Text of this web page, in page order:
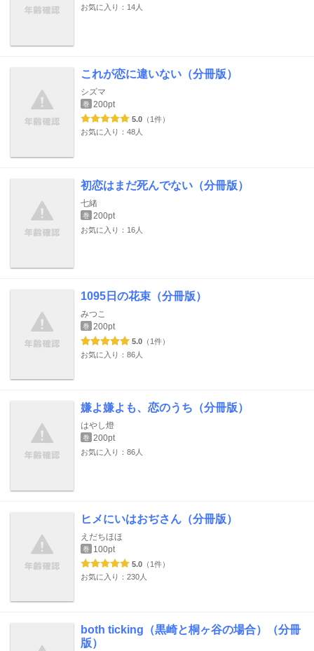
お気に入り：14人
これが恋に違いない（分冊版）
シズマ
巻 200pt
5.0 （1件）
お気に入り：48人
初恋はまだ死んでない（分冊版）
七緒
巻 200pt
お気に入り：16人
1095日の花束（分冊版）
みつこ
巻 200pt
5.0 （1件）
お気に入り：86人
嫌よ嫌よも、恋のうち（分冊版）
はやし燈
巻 200pt
お気に入り：86人
ヒメにいはおぢさん（分冊版）
えだちほほ
巻 100pt
5.0 （1件）
お気に入り：230人
both ticking（黒崎と桐ヶ谷の場合）（分冊
版）